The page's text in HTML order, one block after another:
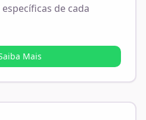
de cada
Mais